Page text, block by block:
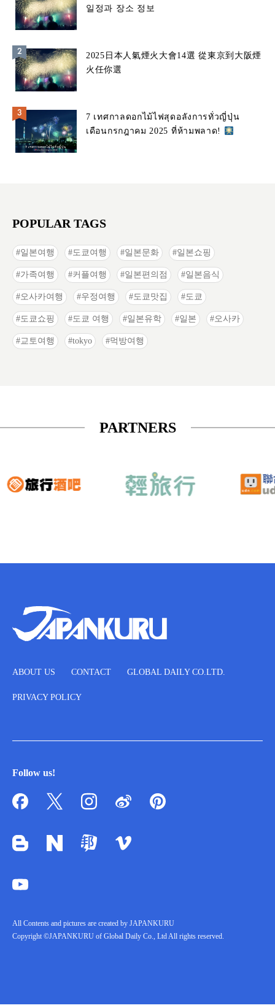
일정과 장소 정보
2025日本人氣煙火大會14選 從東京到大阪煙
火任你選
7 เทศกาลดอกไม้ไฟสุดอลังการทั่วญี่ปุ่น
เดือนกรกฎาคม 2025 ที่ห้ามพลาด!
POPULAR TAGS
일본여행 도쿄여행 일본문화 일본쇼핑
가족여행 커플여행 일본편의점 일본음식
오사카여행 우정여행 도쿄맛집 도쿄
도쿄쇼핑 도쿄 여행 일본유학 일본 오사카
교토여행 tokyo 먹방여행
PARTNERS
ABOUT US CONTACT GLOBAL DAILY CO.LTD.
PRIVACY POLICY
Follow us!
All Contents and pictures are created by JAPANKURU
Copyright ©JAPANKURU of Global Daily Co., Ltd All rights reserved.